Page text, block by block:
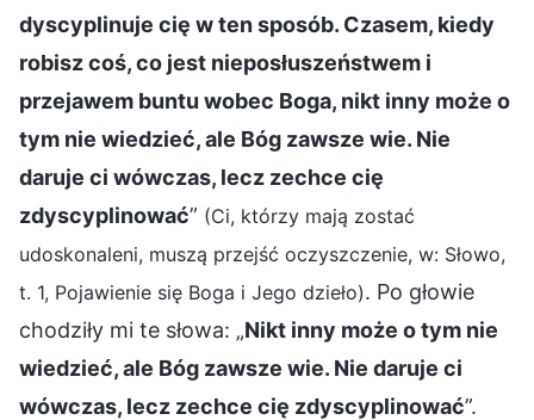
dyscyplinuje cię w ten sposób. Czasem, kiedy
robisz coś, co jest nieposłuszeństwem i
przejawem buntu wobec Boga, nikt inny może o
tym nie wiedzieć, ale Bóg zawsze wie. Nie
daruje ci wówczas, lecz zechce cię
zdyscyplinować” (Ci, którzy mają zostać
udoskonaleni, muszą przejść oczyszczenie, w: Słowo,
t. 1, Pojawienie się Boga i Jego dzieło). Po głowie
chodziły mi te słowa: „Nikt inny może o tym nie
wiedzieć, ale Bóg zawsze wie. Nie daruje ci
wówczas, lecz zechce cię zdyscyplinować”.